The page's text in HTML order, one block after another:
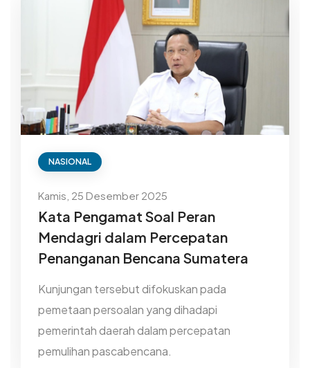
NASIONAL
Kamis, 25 Desember 2025
Kata Pengamat Soal Peran
Mendagri dalam Percepatan
Penanganan Bencana Sumatera
Kunjungan tersebut difokuskan pada
pemetaan persoalan yang dihadapi
pemerintah daerah dalam percepatan
pemulihan pascabencana.